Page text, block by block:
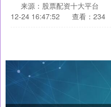
来源：股票配资十大平台
12-24 16:47:52
查看：234